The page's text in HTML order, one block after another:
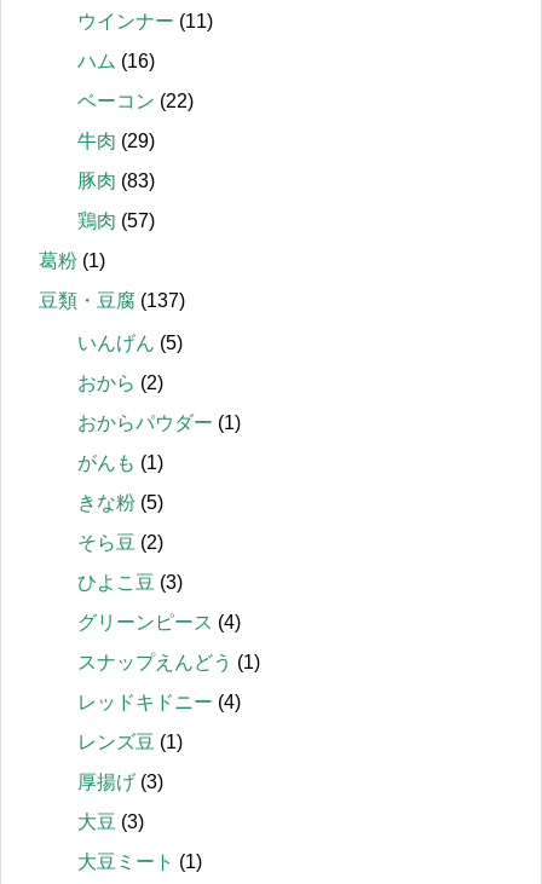
ウインナー (11)
ハム (16)
ベーコン (22)
牛肉 (29)
豚肉 (83)
鶏肉 (57)
葛粉 (1)
豆類・豆腐 (137)
いんげん (5)
おから (2)
おからパウダー (1)
がんも (1)
きな粉 (5)
そら豆 (2)
ひよこ豆 (3)
グリーンピース (4)
スナップえんどう (1)
レッドキドニー (4)
レンズ豆 (1)
厚揚げ (3)
大豆 (3)
大豆ミート (1)